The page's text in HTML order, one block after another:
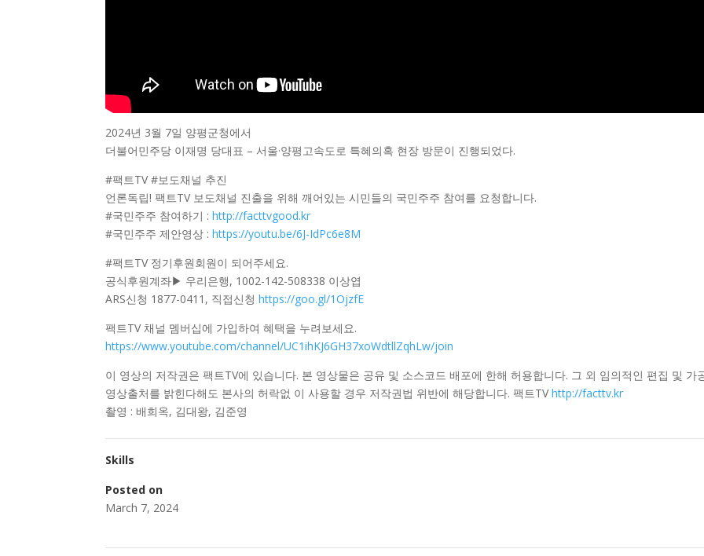
2024년 3월 7일 양평군청에서
더불어민주당 이재명 당대표 – 서울·양평고속도로 특혜의혹 현장 방문이 진행되었다.
#팩트TV #보도채널 추진
언론독립! 팩트TV 보도채널 진출을 위해 깨어있는 시민들의 국민주주 참여를 요청합니다.
#국민주주 참여하기 :http://facttvgood.kr
#국민주주 제안영상 :https://youtu.be/6J-IdPc6e8M
#팩트TV 정기후원회원이 되어주세요.
공식후원계좌▶ 우리은행, 1002-142-508338 이상엽
ARS신청 1877-0411, 직접신청https://goo.gl/1OjzfE
팩트TV 채널 멤버십에 가입하여 혜택을 누려보세요.
https://www.youtube.com/channel/UC1ihKJ6GH37xoWdtllZqhLw/join
이 영상의 저작권은 팩트TV에 있습니다. 본 영상물은 공유 및 소스코드 배포에 한해 허용합니다. 그 외 임의적인 편집 및 가
영상출처를 밝힌다해도 본사의 허락없 이 사용할 경우 저작권법 위반에 해당합니다. 팩트TVhttp://facttv.kr
촬영 : 배희옥, 김대왕, 김준영
Skills
Posted on
March 7, 2024